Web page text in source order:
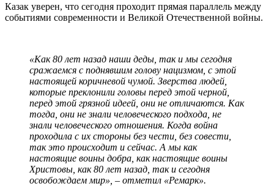
Казак уверен, что сегодня проходит прямая параллель между
событиями современности и Великой Отечественной войны.
«Как 80 лет назад наши деды, так и мы сегодня
сражаемся с поднявшим голову нацизмом, с этой
настоящей коричневой чумой. Зверства людей,
которые преклонили головы перед этой черной,
перед этой грязной идеей, они не отличаются. Как
тогда, они не знали человеческого подхода, не
знали человеческого отношения. Когда война
проходила с их стороны без чести, без совести,
так это происходит и сейчас. А мы как
настоящие воины добра, как настоящие воины
Христовы, как 80 лет назад, так и сегодня
освобождаем мир», – отметил «Ремарк».